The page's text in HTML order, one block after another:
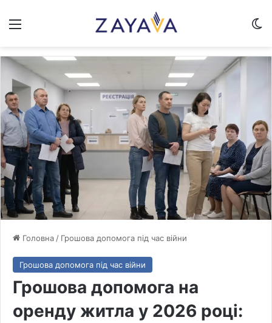
Меню
Головна / Грошова допомога під час війни
Грошова допомога під час війни
Грошова допомога на
оренду житла у 2026 році: